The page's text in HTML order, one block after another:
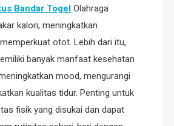
Bandar Togel Olahraga
kalori, meningkatkan
otot. Lebih dari itu,
banyak manfaat kesehatan
mood, mengurangi
kualitas tidur. Penting untuk
fisik yang disukai dan dapat